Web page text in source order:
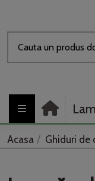
Acasa Ghiduri de